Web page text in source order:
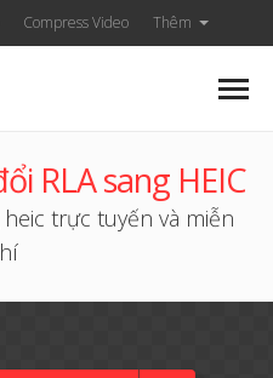
Compress Video Thêm
RLA sang HEIC
trực tuyến và miễn